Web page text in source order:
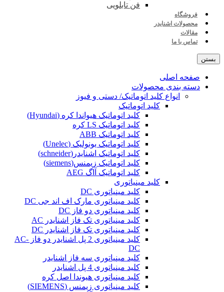
فن تابلویی
فروشگاه
محصولات اشنایدر
مقالات
تماس با ما
بستن
صفحه اصلی
دسته بندی محصولات
انواع کلید اتوماتیک/ دستی و فیوز
کلید اتوماتیک
کلید اتوماتیک هیواندا کره (Hyundai)
کلید اتوماتیک LS کره
کلید اتوماتیک ABB
کلید اتوماتیک یونولیک (Unelec)
کلید اتوماتیک اشنایدر(schneider)
کلید اتوماتیک زیمنس(siemens)
کلید اتوماتیک آاگ AEG
کلید مینیاتوری
کلید مینیاتوری DC
کلید مینیاتوری مارک اف اند جی DC
کلید مینیاتوری دو فاز DC
کلید مینیاتوری تک فاز اشنایدر AC
کلید مینیاتوری تک فاز اشنایدر DC
کلید مینیاتوری 2 پل اشنایدر دو فاز AC-
DC
کلید مینیاتوری سه فاز اشنایدر
کلید مینیاتوری 4 پل اشنایدر
کلید مینیاتوری هیوندا اصل کره
کلید مینیاتوری زیمنس (SIEMENS)